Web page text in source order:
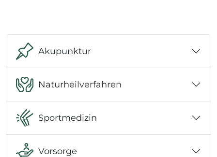
Akupunktur
Naturheilverfahren
Sportmedizin
Vorsorge